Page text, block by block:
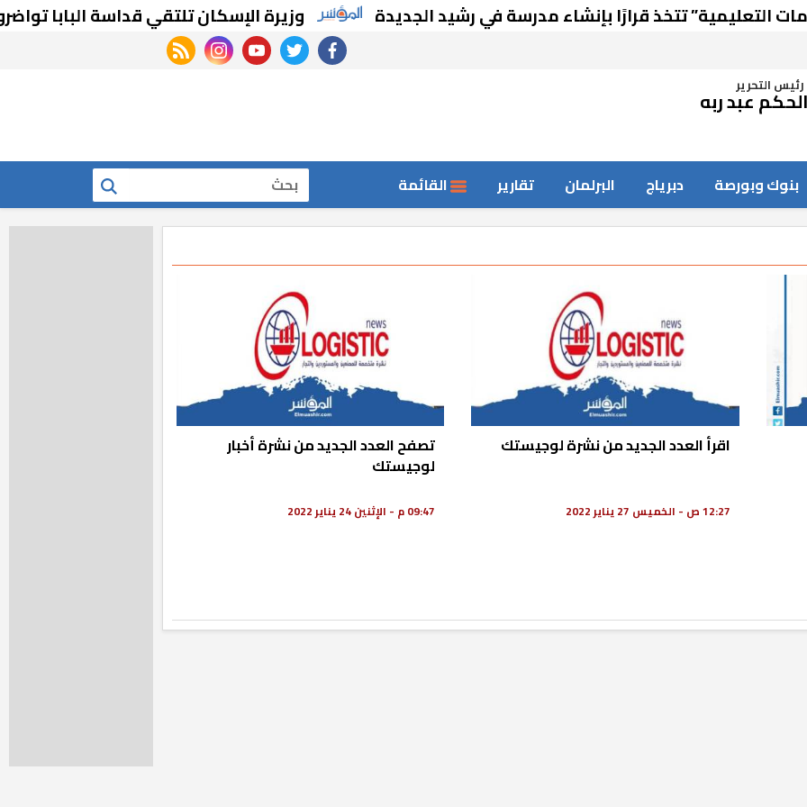
التعليمية” تتخذ قرارًا بإنشاء مدرسة في رشيد الجديدة وزيرة الإسكان تلتقي قداسة البابا
facebook
twitter
youtube
instagram
rss feed
رئيس التحريرعبد ربه
بنوك وبورصة دبرياج البرلمان تقارير القائمة بحث
اقرأ العدد الجديد من نشرة لوجيستك
12:27 ص - الخميس 27 يناير 2022
تصفح العدد الجديد من نشرة أخبار
لوجيستك
09:47 م - الإثنين 24 يناير 2022